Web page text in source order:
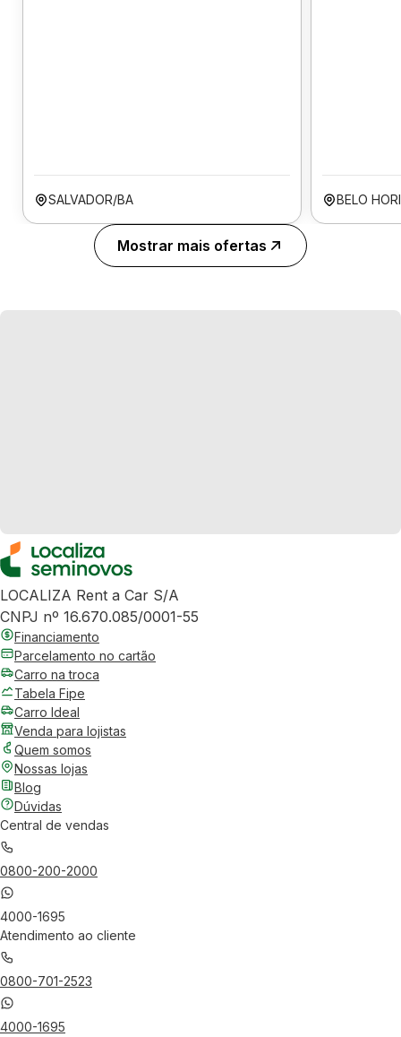
SALVADOR/BA BELO
Mostrar mais ofertas
LOCALIZA Rent a Car S/A
CNPJ nº 16.670.085/0001-55
Financiamento
Parcelamento no cartão
Carro na troca
Tabela Fipe
Carro Ideal
Venda para lojistas
Quem somos
Nossas lojas
Blog
Dúvidas
Central de vendas
0800-200-2000
4000-1695
Atendimento ao cliente
0800-701-2523
4000-1695